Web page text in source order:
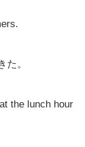
た。
the lunch hour